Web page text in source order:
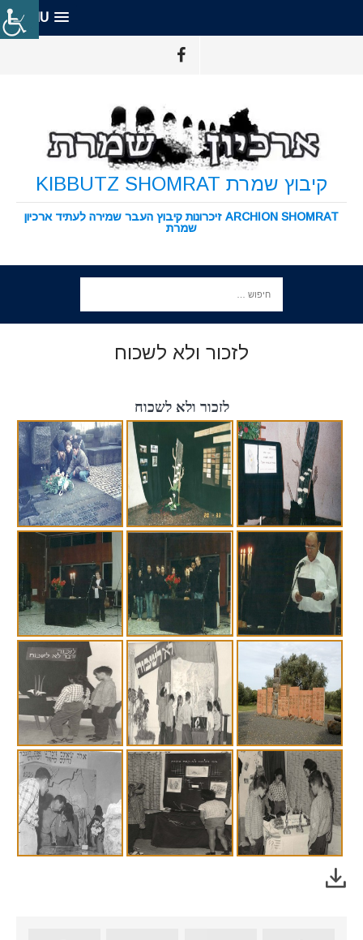
MENU
קיבוץ שמרת KIBBUTZ SHOMRAT
ARCHION SHOMRAT זיכרונות קיבוץ העבר שמירה לעתיד ארכיון
שמרת
לזכור ולא לשכוח
לזכור ולא לשכוח